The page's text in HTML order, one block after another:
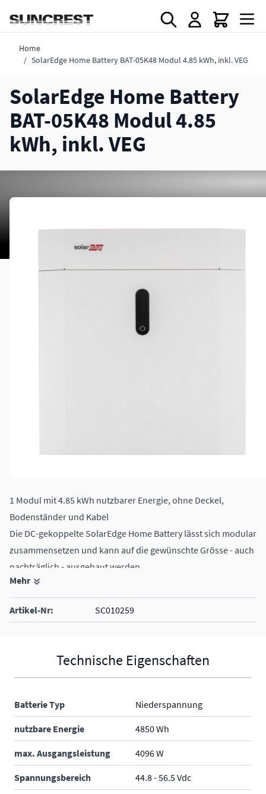
Home
/ SolarEdge Home Battery BAT-05K48 Modul 4.85 kWh, inkl. VEG
SolarEdge Home Battery
BAT-05K48 Modul 4.85
kWh, inkl. VEG
1 Modul mit 4.85 kWh nutzbarer Energie, ohne Deckel,
Bodenständer und Kabel
Die DC-gekoppelte SolarEdge Home Battery lässt sich modular
zusammensetzen und kann auf die gewünschte Grösse - auch
nachträglich - ausgebaut werden.
bis zu 5 Module möglich
Gesamtkapazität bis zu 24.25 kWh
Kompatibel mit den Wechselrichtern SolarEdge Home Hub
Mehr
Artikel-Nr: SC010259
Technische Eigenschaften
Batterie Typ Niederspannung
nutzbare Energie 4850 Wh
max. Ausgangsleistung 4096 W
Spannungsbereich 44.8 - 56.5 Vdc